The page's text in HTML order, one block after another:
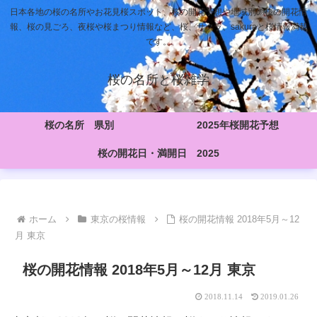
日本各地の桜の名所やお花見桜スポット、桜の開花予想や地域別の桜の開花情
報、桜の見ごろ、夜桜や桜まつり情報など、桜、サクラ、sakuraと桜情報満載
です。
桜の名所と桜雑学
桜の名所 県別 2025年桜開花予想
桜の開花日・満開日 2025
ホーム 東京の桜情報
桜の開花情報 2018年5月～12
月 東京
桜の開花情報 2018年5月～12月 東京
2018.11.14 2019.01.26